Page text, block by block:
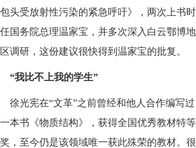
包头受放射性污染的紧急呼吁》，两次上书时
任国务院总理温家宝，并多次深入白云鄂博地
区调研，这份建议很快得到温家宝的批复。
“我比不上我的学生”
徐光宪在“文革”之前曾经和他人合作编写过
一本书《物质结构》，获得全国优秀教材特等
奖，至今仍是该领域唯一获此殊荣的教材。很